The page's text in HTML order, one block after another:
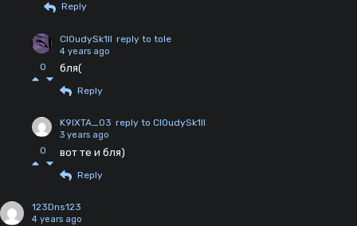
Reply
0
Cl0udySk1ll reply to tole
4 years ago
бля(
Reply
0
K9IXTA_03 reply to Cl0udySk1ll
3 years ago
вот те и бля)
Reply
123Dns123
4 years ago